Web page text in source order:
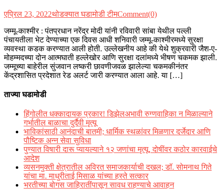
एप्रिल 23, 2022थोडक्यात घडामोडी टीमComment(0)
जम्मू-काश्मीर : पंतप्रधान नरेंद्र मोदी यांनी रविवारी सांबा येथील पल्ली
पंचायतीला भेट देण्याच्या एक दिवस आधी शनिवारी जम्मू-काश्मीरमध्ये सुरक्षा
व्यवस्था कडक करण्यात आली होती. उल्लेखनीय आहे की येथे शुक्रवारी जैश-ए-
मोहम्मदच्या दोन आत्मघाती हल्लेखोर आणि सुरक्षा दलांमध्ये भीषण चकमक झाली.
जम्मूच्या बाहेरील सुंजवान लष्करी छावणीजवळ झालेल्या चकमकीनंतर
केंद्रशासित प्रदेशात रेड अलर्ट जारी करण्यात आला आहे. या […]
ताज्या घडामोडी
हिंगोलीत धक्कादायक प्रकार! डिझेलअभावी रुग्णवाहिका न मिळाल्याने
गर्भातील बाळाचा दुर्दैवी मृत्यू
भाविकांसाठी आनंदाची बातमी; धार्मिक स्थळांवर मिळणार दर्जेदार आणि
पौष्टिक अन्न सेवा सुविधा
पुण्यात विषारी दारू प्यायल्याने १२ जणांचा मृत्यू, दोषींवर कठोर कारवाईचे
आदेश
व्यसनमुक्ती क्षेत्रातील अविरत समाजकार्याची दखल; डॉ. सोमनाथ गिते
यांचा मा. माधुरीताई मिसाळ यांच्या हस्ते सत्कार
भरतीच्या बोगस जाहिरातींपासून सावध राहण्याचे आवाहन